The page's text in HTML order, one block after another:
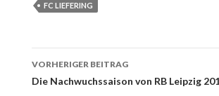
FC LIEFERING
Beitrags-
Navigation
VORHERIGER BEITRAG
Die Nachwuchssaison von RB Leipzig